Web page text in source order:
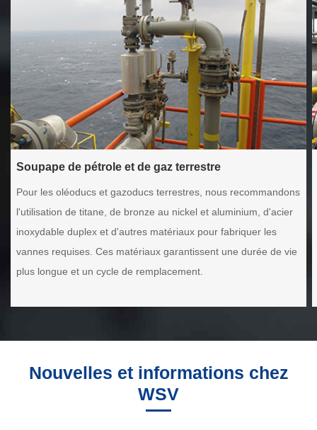
Soupape de pétrole et de gaz terrestre
Pour les oléoducs et gazoducs terrestres, nous recommandons
l'utilisation de titane, de bronze au nickel et aluminium, d'acier
inoxydable duplex et d'autres matériaux pour fabriquer les
vannes requises. Ces matériaux garantissent une durée de vie
plus longue et un cycle de remplacement.
Nouvelles et informations chez
WSV